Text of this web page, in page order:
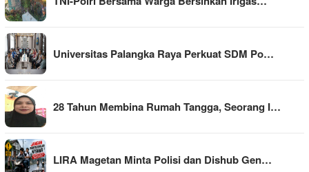
Universitas Palangka Raya Perkuat SDM Po…
28 Tahun Membina Rumah Tangga, Seorang I…
LIRA Magetan Minta Polisi dan Dishub Gen…